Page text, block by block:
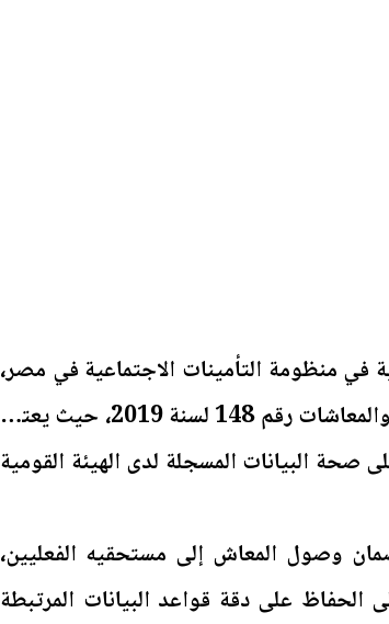
في منظومة التأمينات الاجتماعية في مصر،
وفقًا لأحكام قانون التأمينات الاجتماعية والمعاشات رقم 148 لسنة 2019، حيث يعتمد
البيانات المسجلة لدى الهيئة القومية
وصول المعاش إلى مستحقيه الفعليين،
على دقة قواعد البيانات المرتبطة